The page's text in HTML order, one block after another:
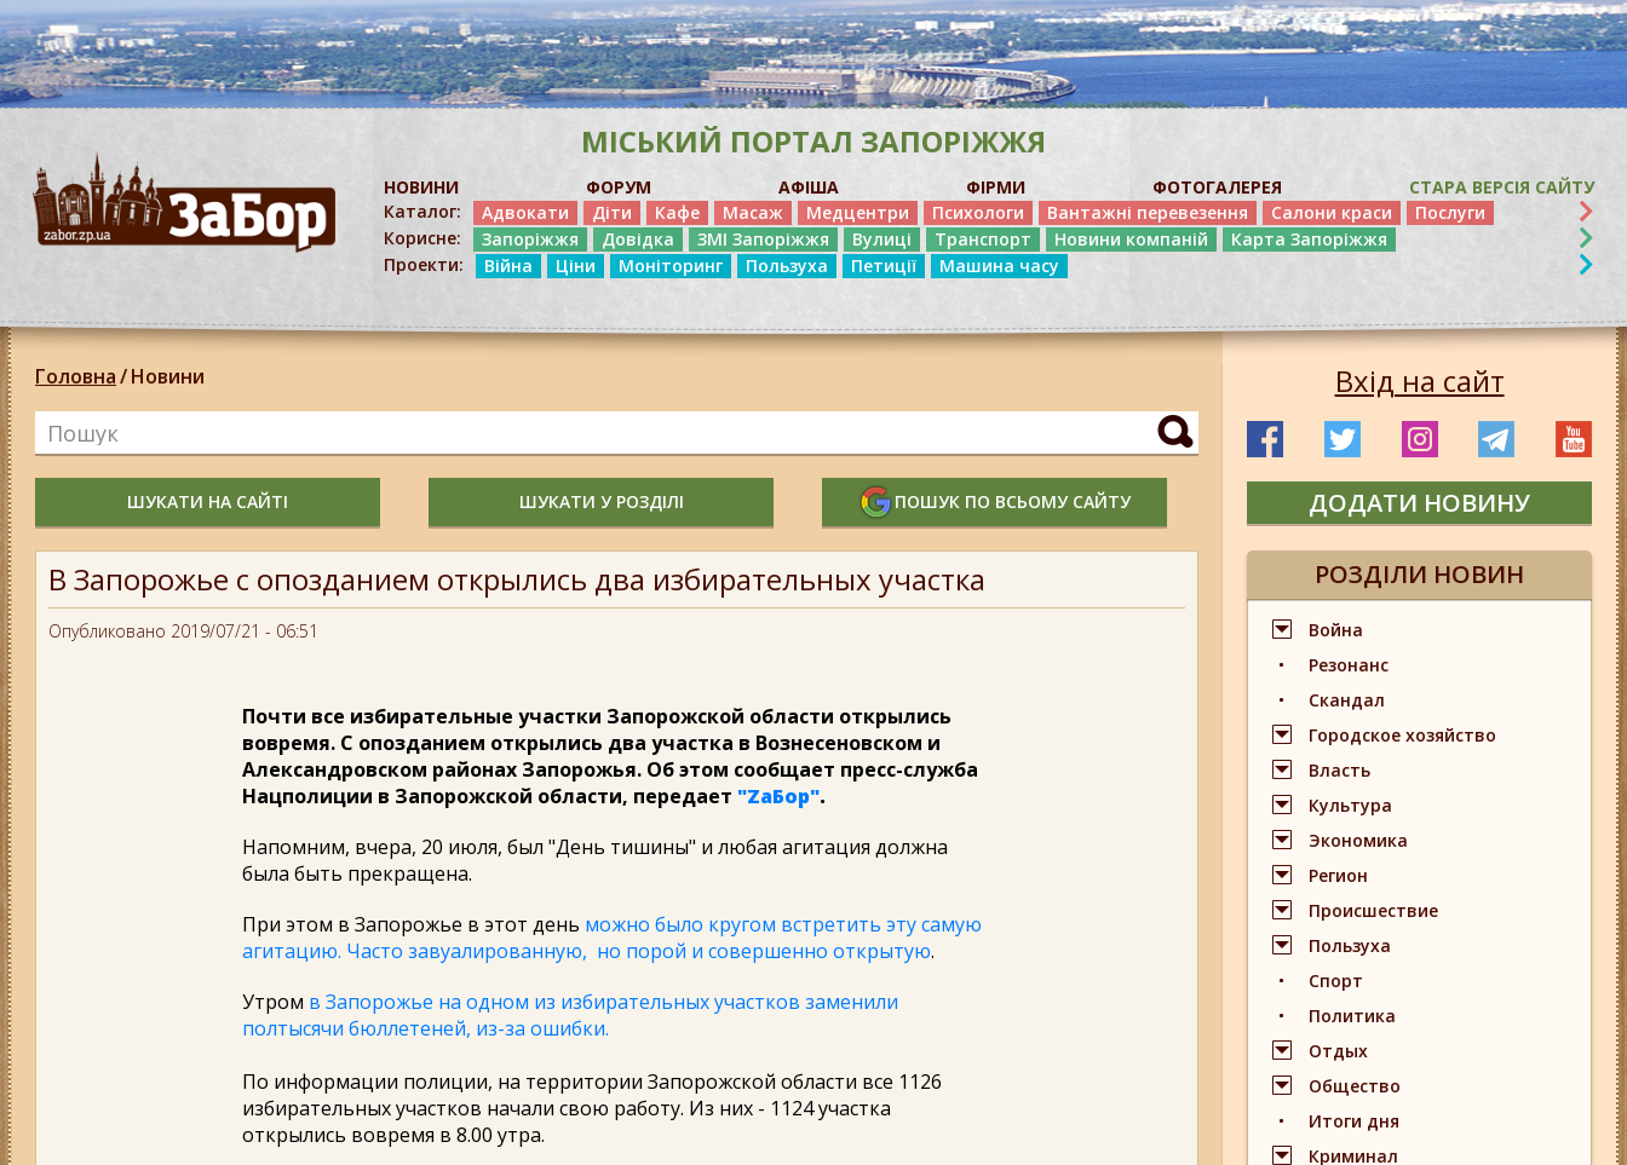
МІСЬКИЙ ПОРТАЛ ЗАПОРІЖЖЯ
НОВИНИ ФОРУМ АФІША ФІРМИ ФОТОГАЛЕРЕЯ
СТАРА ВЕРСІЯ САЙТУ
Каталог:
Адвокати Діти Кафе Масаж Медцентри Психологи Вантажні перевезення Салони краси
Послуги
Корисне:
Запоріжжя Довідка ЗМІ Запоріжжя Вулиці Транспорт Новини компаній
Карта Запоріжжя
Проекти:
Війна Ціни Моніторинг Пользуха Петиції Машина часу
Головна/Новини
ШУКАТИ НА САЙТІ ШУКАТИ У РОЗДІЛІ ПОШУК ПО ВСЬОМУ САЙТУ
В Запорожье с опозданием открылись два избирательных участка
Опубликовано 2019/07/21 - 06:51
Почти все избирательные участки Запорожской области открылись
вовремя. С опозданием открылись два участка в Вознесеновском и
Александровском районах Запорожья. Об этом сообщает пресс-служба
Нацполиции в Запорожской области, передает "ZаБор".
Напомним, вчера, 20 июля, был "День тишины" и любая агитация должна
была быть прекращена.
При этом в Запорожье в этот день можно было кругом встретить эту самую
агитацию. Часто завуалированную, но порой и совершенно открытую.
Утром в Запорожье на одном из избирательных участков заменили
полтысячи бюллетеней, из-за ошибки.
По информации полиции, на территории Запорожской области все 1126
избирательных участков начали свою работу. Из них - 1124 участка
открылись вовремя в 8.00 утра.
Вхід на сайт
ДОДАТИ НОВИНУ
РОЗДІЛИ НОВИН
Война
Резонанс
Скандал
Городское хозяйство
Власть
Культура
Экономика
Регион
Происшествие
Пользуха
Спорт
Политика
Отдых
Общество
Итоги дня
Криминал